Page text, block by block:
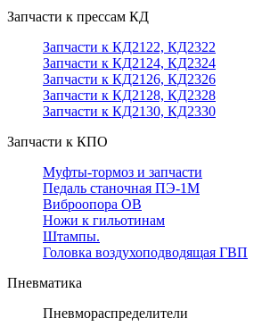
Запчасти к прессам КД
Запчасти к КД2122, КД2322
Запчасти к КД2124, КД2324
Запчасти к КД2126, КД2326
Запчасти к КД2128, КД2328
Запчасти к КД2130, КД2330
Запчасти к КПО
Муфты-тормоз и запчасти
Педаль станочная ПЭ-1М
Виброопора ОВ
Ножи к гильотинам
Штампы.
Головка воздухоподводящая ГВП
Пневматика
Пневмораспределители